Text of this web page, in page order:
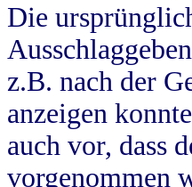
Die
z.B. nach der
anzeigen
auch vor, dass
vorgenommen